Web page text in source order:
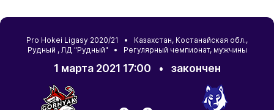
Pro Hokei Ligasy 2020/21 • Казахстан, Костанайская обл.,
Рудный , ЛД "Рудный" • Регулярный чемпионат, мужчины
1 марта 2021 17:00 • закончен